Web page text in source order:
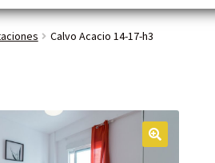
Calvo Acacio 14-17-h3